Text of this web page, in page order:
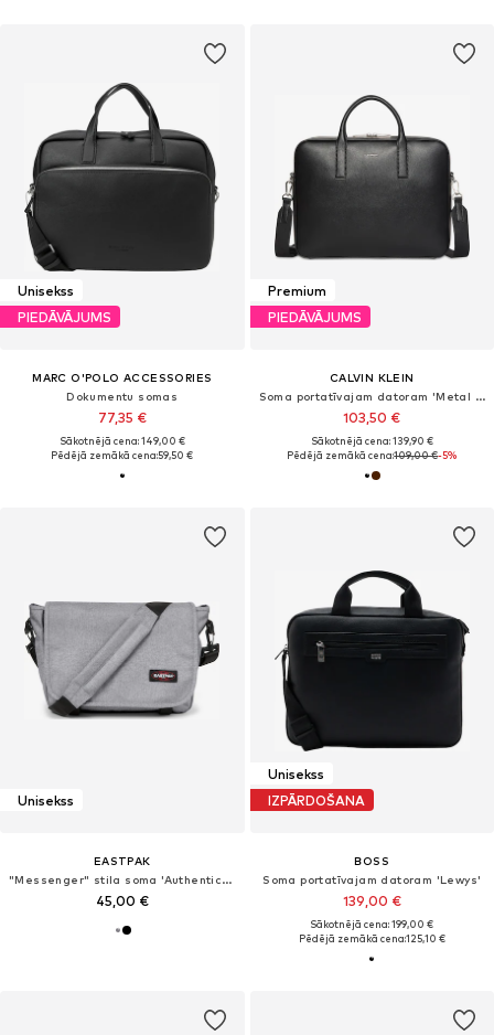
Unisekss
PIEDĀVĀJUMS
MARC O'POLO ACCESSORIES
Dokumentu somas
77,35 €
Sākotnējā cena: 149,00 €
Pēdējā zemākā cena:59,50 €
Premium
PIEDĀVĀJUMS
CALVIN KLEIN
Soma portatīvajam datoram 'Metal Logo'
103,50 €
Sākotnējā cena: 139,90 €
Pēdējā zemākā cena:109,00 €-5%
Unisekss
EASTPAK
"Messenger" stila soma 'Authentic Collection JR'
45,00 €
Unisekss
IZPĀRDOŠANA
BOSS
Soma portatīvajam datoram 'Lewys'
139,00 €
Sākotnējā cena: 199,00 €
Pēdējā zemākā cena:125,10 €